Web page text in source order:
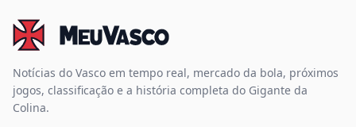
Notícias do Vasco em tempo real, mercado da bola, próximos
jogos, classificação e a história completa do Gigante da
Colina.